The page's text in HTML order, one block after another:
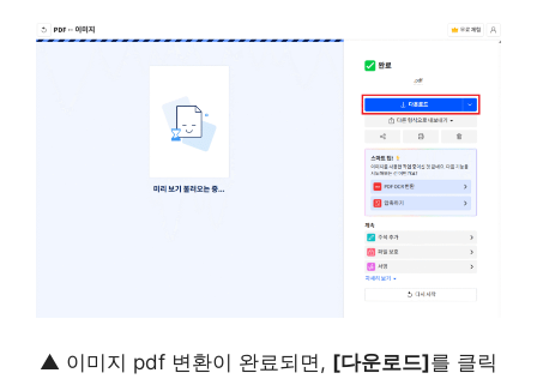
▲ 이미지 pdf 변환이 완료되면, [다운로드]를 클릭